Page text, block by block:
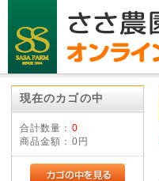
現在のカゴの中
合計数量： 0
商品金額： 0円